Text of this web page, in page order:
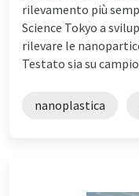
rilevamento più
Science Tokyo a
rilevare le
Testato sia su
nanoplastica